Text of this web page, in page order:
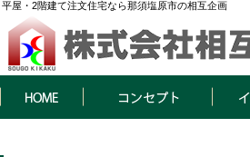
平屋・2階建て注文住宅なら那須塩原市の相互企画